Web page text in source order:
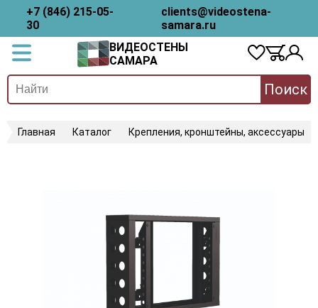
+7 (846) 215-05-
30
clients@videostena-
samara.ru
ВИДЕОСТЕНЫ
САМАРА
Поиск
Главная Каталог Крепления, кронштейны, аксессуары